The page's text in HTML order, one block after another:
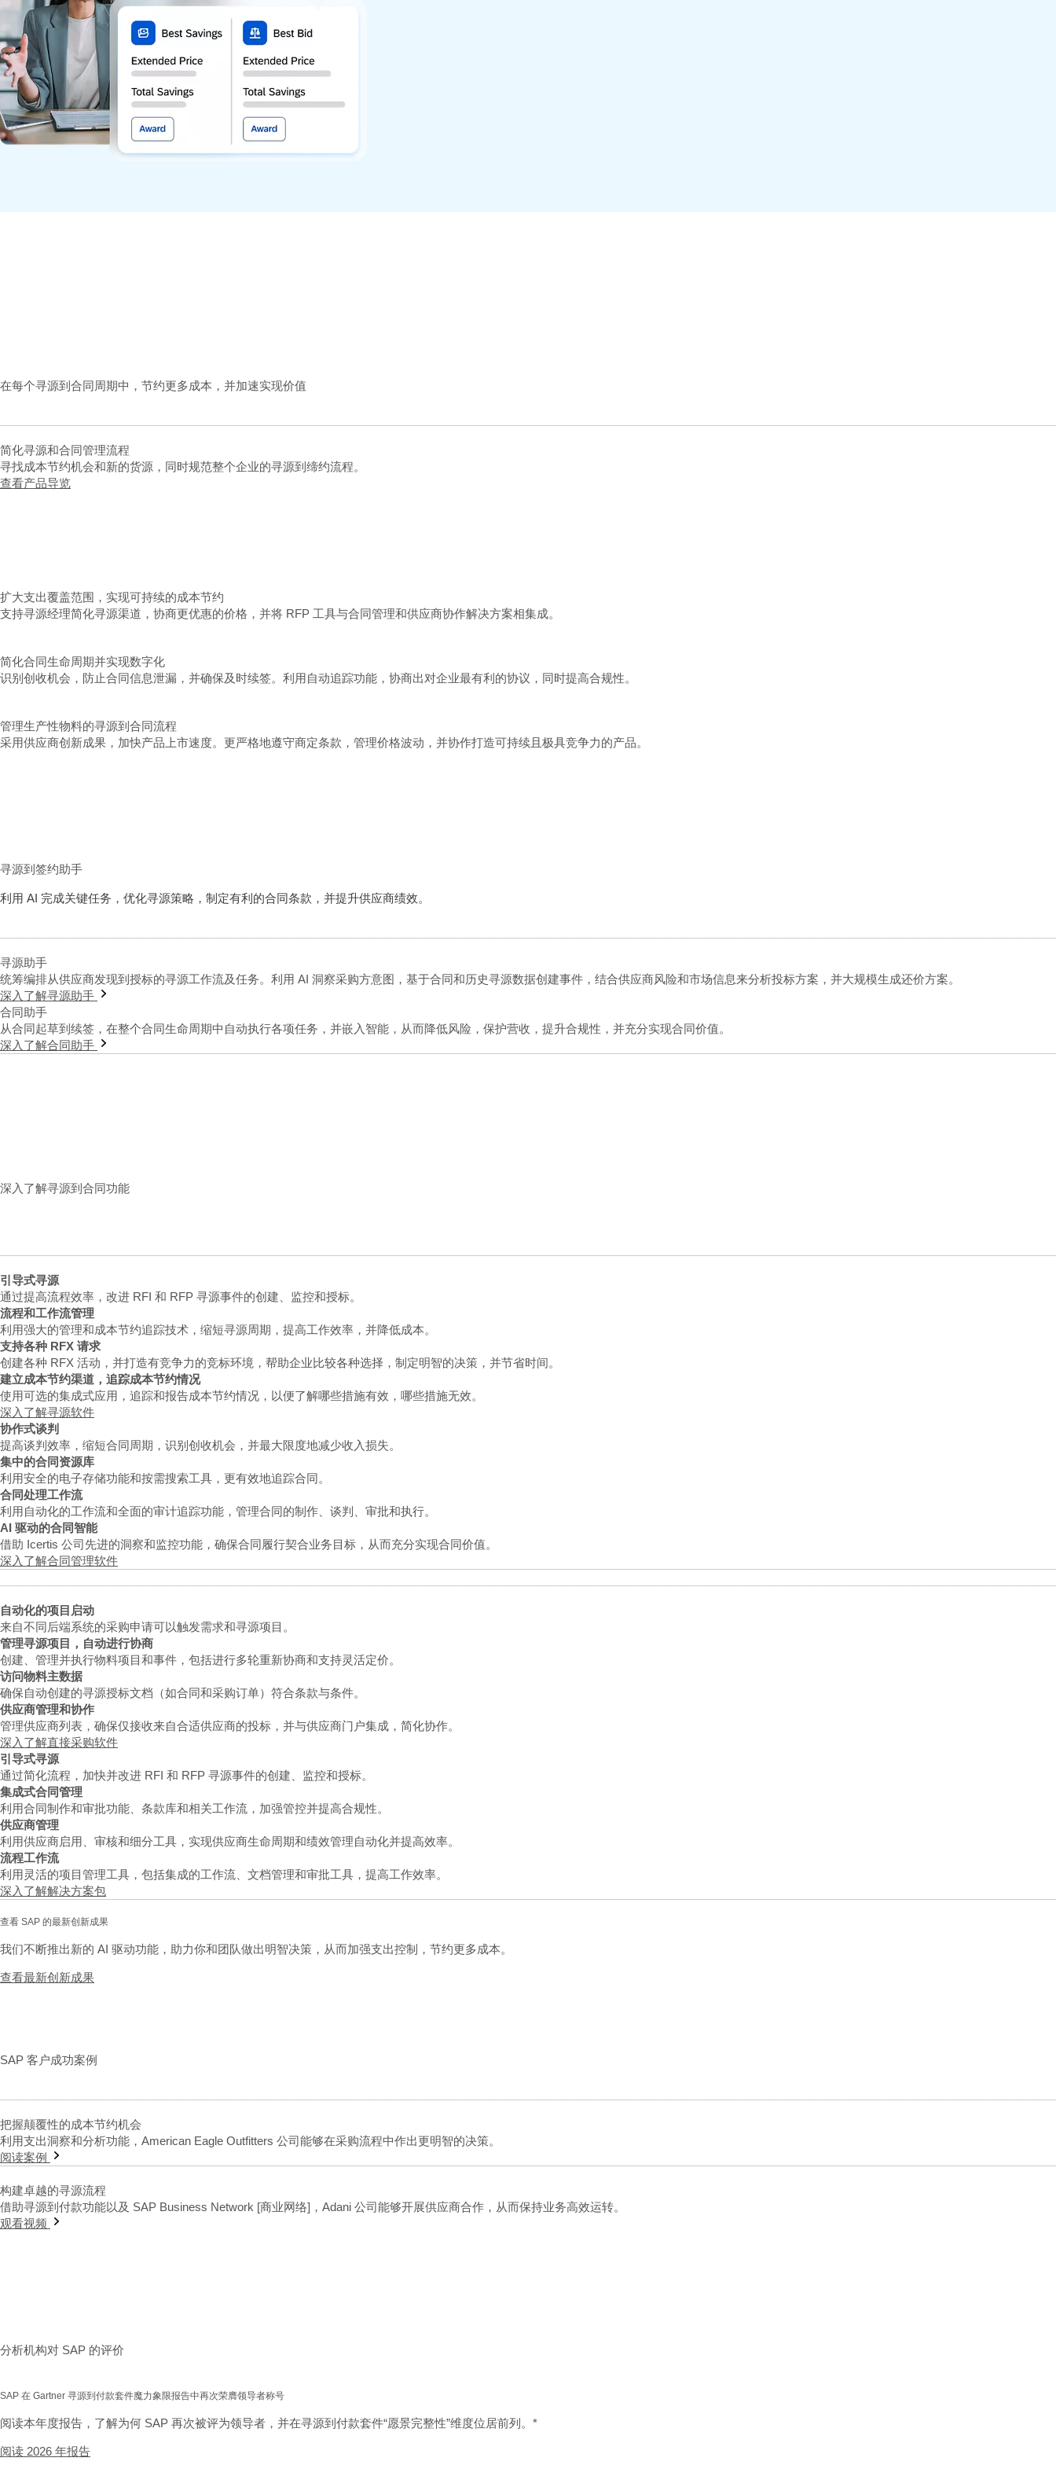
在每个寻源到合同周期中，节约更多成本，并加速实现价值
简化寻源和合同管理流程
寻找成本节约机会和新的货源，同时规范整个企业的寻源到缔约流程。
查看产品导览
扩大支出覆盖范围，实现可持续的成本节约
支持寻源经理简化寻源渠道，协商更优惠的价格，并将 RFP 工具与合同管理和供应商协作解决方案相集成。
简化合同生命周期并实现数字化
识别创收机会，防止合同信息泄漏，并确保及时续签。利用自动追踪功能，协商出对企业最有利的协议，同时提高合规性。
管理生产性物料的寻源到合同流程
采用供应商创新成果，加快产品上市速度。更严格地遵守商定条款，管理价格波动，并协作打造可持续且极具竞争力的产品。
寻源到签约助手
利用 AI 完成关键任务，优化寻源策略，制定有利的合同条款，并提升供应商绩效。
寻源助手
统筹编排从供应商发现到授标的寻源工作流及任务。利用 AI 洞察采购方意图，基于合同和历史寻源数据创建事件，结合供应商风险和市场信息来分析投标方案，并大规模生成还价方案。
深入了解寻源助手
合同助手
从合同起草到续签，在整个合同生命周期中自动执行各项任务，并嵌入智能，从而降低风险，保护营收，提升合规性，并充分实现合同价值。
深入了解合同助手
深入了解寻源到合同功能
引导式寻源
通过提高流程效率，改进 RFI 和 RFP 寻源事件的创建、监控和授标。
流程和工作流管理
利用强大的管理和成本节约追踪技术，缩短寻源周期，提高工作效率，并降低成本。
支持各种 RFX 请求
创建各种 RFX 活动，并打造有竞争力的竞标环境，帮助企业比较各种选择，制定明智的决策，并节省时间。
建立成本节约渠道，追踪成本节约情况
使用可选的集成式应用，追踪和报告成本节约情况，以便了解哪些措施有效，哪些措施无效。
深入了解寻源软件
协作式谈判
提高谈判效率，缩短合同周期，识别创收机会，并最大限度地减少收入损失。
集中的合同资源库
利用安全的电子存储功能和按需搜索工具，更有效地追踪合同。
合同处理工作流
利用自动化的工作流和全面的审计追踪功能，管理合同的制作、谈判、审批和执行。
AI 驱动的合同智能
借助 Icertis 公司先进的洞察和监控功能，确保合同履行契合业务目标，从而充分实现合同价值。
深入了解合同管理软件
自动化的项目启动
来自不同后端系统的采购申请可以触发需求和寻源项目。
管理寻源项目，自动进行协商
创建、管理并执行物料项目和事件，包括进行多轮重新协商和支持灵活定价。
访问物料主数据
确保自动创建的寻源授标文档（如合同和采购订单）符合条款与条件。
供应商管理和协作
管理供应商列表，确保仅接收来自合适供应商的投标，并与供应商门户集成，简化协作。
深入了解直接采购软件
引导式寻源
通过简化流程，加快并改进 RFI 和 RFP 寻源事件的创建、监控和授标。
集成式合同管理
利用合同制作和审批功能、条款库和相关工作流，加强管控并提高合规性。
供应商管理
利用供应商启用、审核和细分工具，实现供应商生命周期和绩效管理自动化并提高效率。
流程工作流
利用灵活的项目管理工具，包括集成的工作流、文档管理和审批工具，提高工作效率。
深入了解解决方案包
查看 SAP 的最新创新成果
我们不断推出新的 AI 驱动功能，助力你和团队做出明智决策，从而加强支出控制，节约更多成本。
查看最新创新成果
SAP 客户成功案例
把握颠覆性的成本节约机会
利用支出洞察和分析功能，American Eagle Outfitters 公司能够在采购流程中作出更明智的决策。
阅读案例
构建卓越的寻源流程
借助寻源到付款功能以及 SAP Business Network [商业网络]，Adani 公司能够开展供应商合作，从而保持业务高效运转。
观看视频
分析机构对 SAP 的评价
SAP 在 Gartner 寻源到付款套件魔力象限报告中再次荣膺领导者称号
阅读本年度报告，了解为何 SAP 再次被评为领导者，并在寻源到付款套件“愿景完整性”维度位居前列。*
阅读 2026 年报告